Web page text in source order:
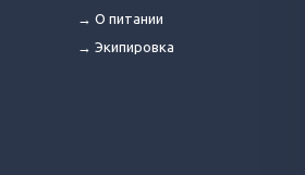
→ О питании
→ Экипировка